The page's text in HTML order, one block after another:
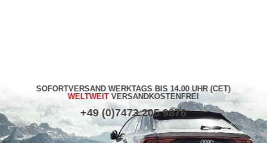
SOFORTVERSAND WERKTAGS BIS 14.00 UHR (CET)
WELTWEITVERSANDKOSTENFREI
+49 (0)7473 205 9876